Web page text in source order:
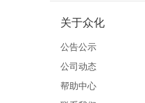
关于众化
公告公示
公司动态
帮助中心